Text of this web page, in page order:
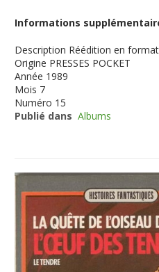
Informations
Description Réédition en
Origine PRESSES POCKET
Année 1989
Mois 7
Numéro 15
Publié dans Albums